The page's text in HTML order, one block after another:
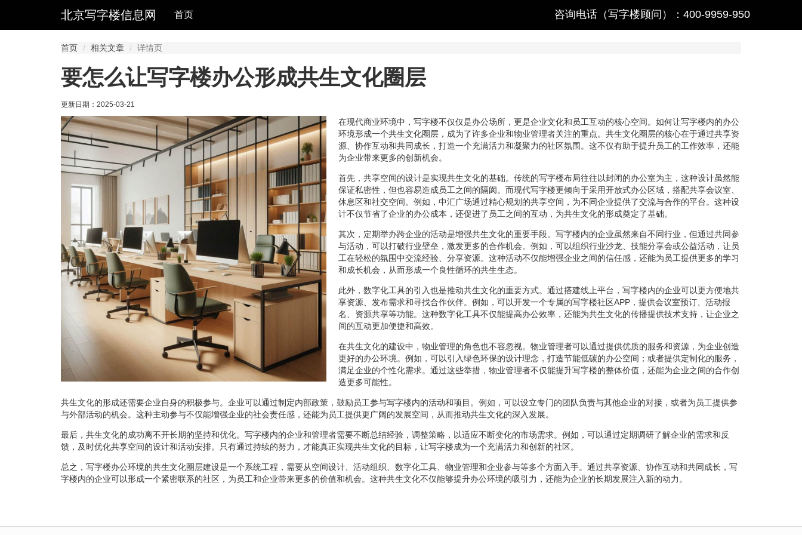
北京写字楼信息网 首页 咨询电话（写字楼顾问）：400-9959-950
首页 相关文章 详情页
要怎么让写字楼办公形成共生文化圈层
更新日期： 2025-03-21
在现代商业环境中，写字楼不仅仅是办公场所，更是企业文化和员工互动的核心空间。如何让写字楼内的办公
环境形成一个共生文化圈层，成为了许多企业和物业管理者关注的重点。共生文化圈层的核心在于通过共享资
源、协作互动和共同成长，打造一个充满活力和凝聚力的社区氛围。这不仅有助于提升员工的工作效率，还能
为企业带来更多的创新机会。
首先，共享空间的设计是实现共生文化的基础。传统的写字楼布局往往以封闭的办公室为主，这种设计虽然能
保证私密性，但也容易造成员工之间的隔阂。而现代写字楼更倾向于采用开放式办公区域，搭配共享会议室、
休息区和社交空间。例如，中汇广场通过精心规划的共享空间，为不同企业提供了交流与合作的平台。这种设
计不仅节省了企业的办公成本，还促进了员工之间的互动，为共生文化的形成奠定了基础。
其次，定期举办跨企业的活动是增强共生文化的重要手段。写字楼内的企业虽然来自不同行业，但通过共同参
与活动，可以打破行业壁垒，激发更多的合作机会。例如，可以组织行业沙龙、技能分享会或公益活动，让员
工在轻松的氛围中交流经验、分享资源。这种活动不仅能增强企业之间的信任感，还能为员工提供更多的学习
和成长机会，从而形成一个良性循环的共生生态。
此外，数字化工具的引入也是推动共生文化的重要方式。通过搭建线上平台，写字楼内的企业可以更方便地共
享资源、发布需求和寻找合作伙伴。例如，可以开发一个专属的写字楼社区APP，提供会议室预订、活动报
名、资源共享等功能。这种数字化工具不仅能提高办公效率，还能为共生文化的传播提供技术支持，让企业之
间的互动更加便捷和高效。
在共生文化的建设中，物业管理的角色也不容忽视。物业管理者可以通过提供优质的服务和资源，为企业创造
更好的办公环境。例如，可以引入绿色环保的设计理念，打造节能低碳的办公空间；或者提供定制化的服务，
满足企业的个性化需求。通过这些举措，物业管理者不仅能提升写字楼的整体价值，还能为企业之间的合作创
造更多可能性。
共生文化的形成还需要企业自身的积极参与。企业可以通过制定内部政策，鼓励员工参与写字楼内的活动和项目。例如，可以设立专门的团队负责与其他企业的对接，或者为员工提供参
与外部活动的机会。这种主动参与不仅能增强企业的社会责任感，还能为员工提供更广阔的发展空间，从而推动共生文化的深入发展。
最后，共生文化的成功离不开长期的坚持和优化。写字楼内的企业和管理者需要不断总结经验，调整策略，以适应不断变化的市场需求。例如，可以通过定期调研了解企业的需求和反
馈，及时优化共享空间的设计和活动安排。只有通过持续的努力，才能真正实现共生文化的目标，让写字楼成为一个充满活力和创新的社区。
总之，写字楼办公环境的共生文化圈层建设是一个系统工程，需要从空间设计、活动组织、数字化工具、物业管理和企业参与等多个方面入手。通过共享资源、协作互动和共同成长，写
字楼内的企业可以形成一个紧密联系的社区，为员工和企业带来更多的价值和机会。这种共生文化不仅能够提升办公环境的吸引力，还能为企业的长期发展注入新的动力。